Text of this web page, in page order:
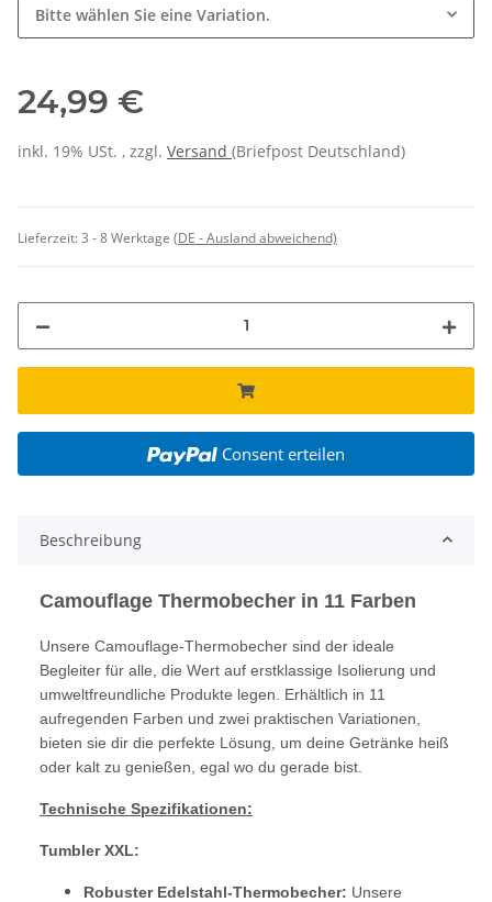
Bitte wählen Sie eine Variation.
24,99 €
inkl. 19% USt. , zzgl. Versand (Briefpost Deutschland)
Lieferzeit:3 - 8 Werktage (DE - Ausland abweichend)
Consent erteilen
Beschreibung
Camouflage Thermobecher in 11 Farben
Unsere Camouflage-Thermobecher sind der ideale
Begleiter für alle, die Wert auf erstklassige Isolierung und
umweltfreundliche Produkte legen. Erhältlich in 11
aufregenden Farben und zwei praktischen Variationen,
bieten sie dir die perfekte Lösung, um deine Getränke heiß
oder kalt zu genießen, egal wo du gerade bist.
Technische Spezifikationen:
Tumbler XXL:
Robuster Edelstahl-Thermobecher: Unsere